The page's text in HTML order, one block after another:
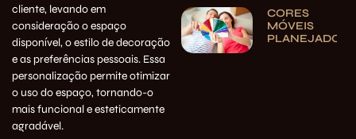
cliente, levando em
consideração o espaço
disponível, o estilo de decoração
e as preferências pessoais. Essa
personalização permite otimizar
o uso do espaço, tornando-o
mais funcional e esteticamente
agradável.
CORES
MÓVEIS
PLANEJADOS